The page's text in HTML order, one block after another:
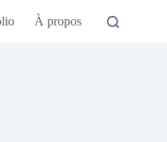
À propos